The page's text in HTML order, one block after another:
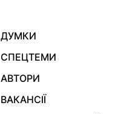
ДУМКИ
СПЕЦТЕМИ
АВТОРИ
ВАКАНСІЇ